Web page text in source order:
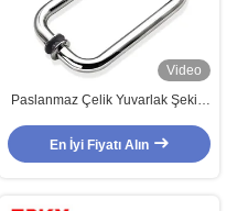
Video
Paslanmaz Çelik Yuvarlak Şekilli
Kolu Duş Kapı Kolları
En İyi Fiyatı Alın